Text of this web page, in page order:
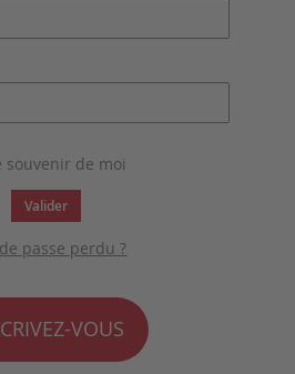
souvenir de moi
Valider
passe perdu ?
VOUS